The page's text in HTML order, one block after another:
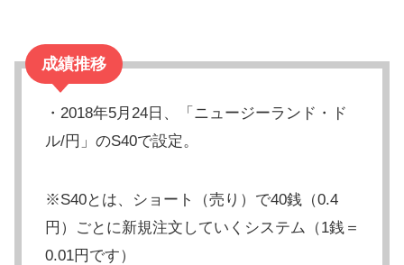
成績推移
・2018年5月24日、「ニュージーランド・ド
ル/円」のS40で設定。
※S40とは、ショート（売り）で40銭（0.4
円）ごとに新規注文していくシステム（1銭＝
0.01円です）